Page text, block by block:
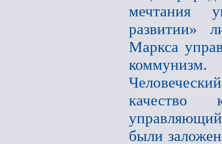
мечтания
развитии»
Маркса
коммунизм.
качество
были